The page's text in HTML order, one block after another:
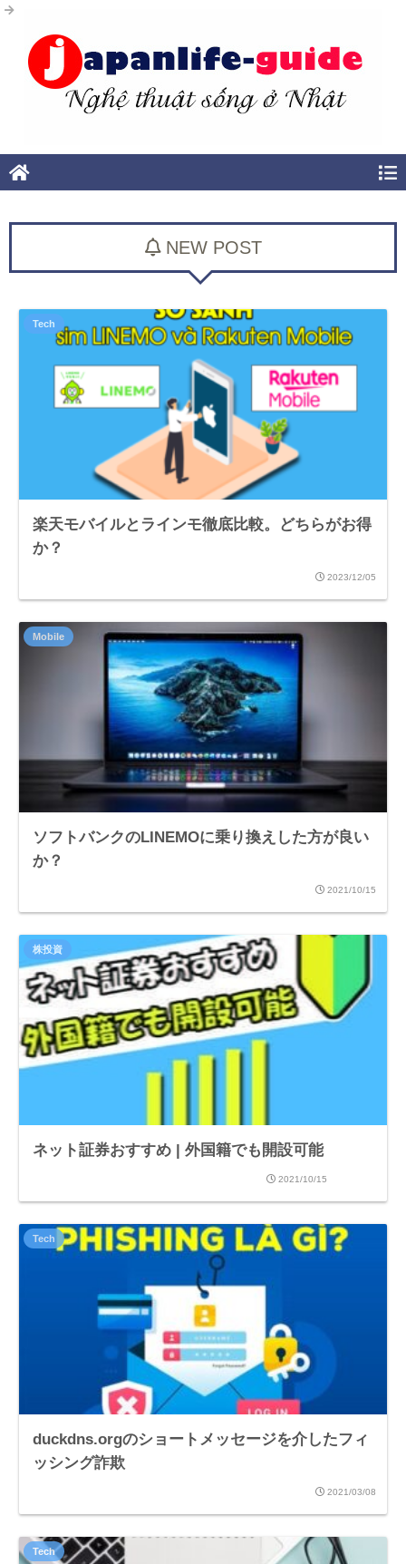
NEW POST
Tech
楽天モバイルとラインモ徹底比較。どちらがお得
か？
2023/12/05
Mobile
ソフトバンクのLINEMOに乗り換えした方が良い
か？
2021/10/15
株投資
ネット証券おすすめ | 外国籍でも開設可能
2021/10/15
Tech
duckdns.orgのショートメッセージを介したフィ
ッシング詐欺
2021/03/08
Tech